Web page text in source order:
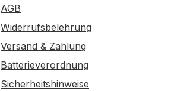
AGB
Widerrufsbelehrung
Versand & Zahlung
Batterieverordnung
Sicherheitshinweise